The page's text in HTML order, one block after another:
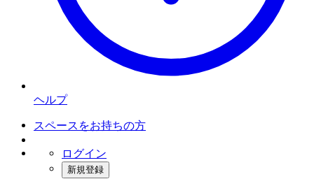
ヘルプ
スペースをお持ちの方
ログイン
新規登録